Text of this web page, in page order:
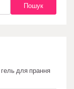
Пошук
гель для прання